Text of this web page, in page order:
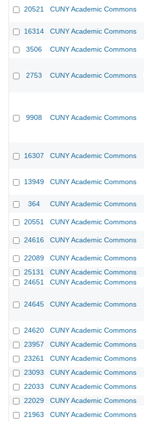
20521 CUNY Academic Commons
16314 CUNY Academic Commons
3506 CUNY Academic Commons
2753 CUNY Academic Commons
9908 CUNY Academic Commons
16307 CUNY Academic Commons
13949 CUNY Academic Commons
364 CUNY Academic Commons
20551 CUNY Academic Commons
24616 CUNY Academic Commons
22089 CUNY Academic Commons
25131
CUNY Academic Commons
24651
CUNY Academic Commons
24645 CUNY Academic Commons
24620
CUNY Academic Commons
23957
CUNY Academic Commons
23261
CUNY Academic Commons
23093
CUNY Academic Commons
22033
CUNY Academic Commons
22029
CUNY Academic Commons
21963
CUNY Academic Commons